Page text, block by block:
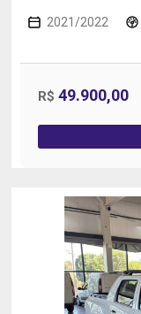
2021/2022
R$ 49.900,00